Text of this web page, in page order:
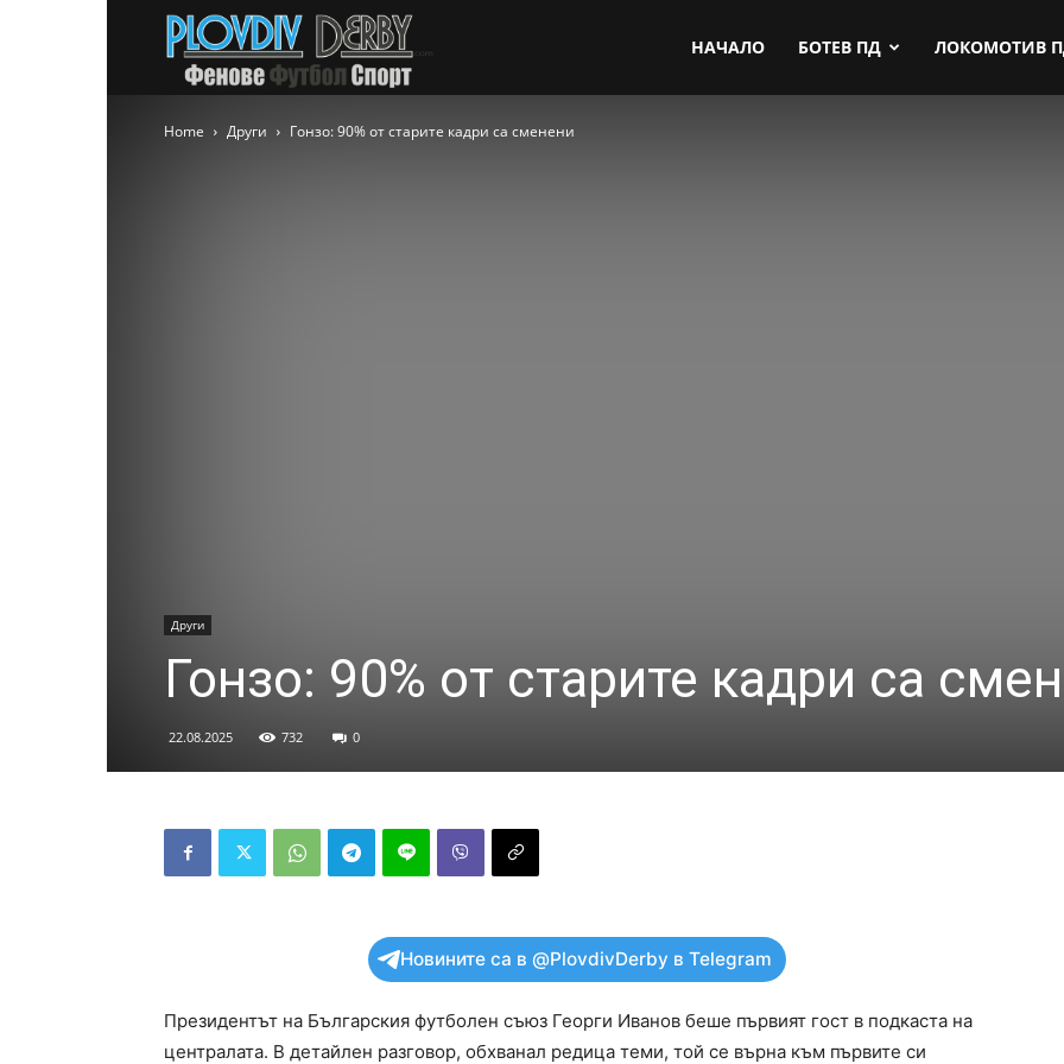
НАЧАЛО БОТЕВ ПД ЛОКОМОТИВ
Home Други Гонзо: 90% от старите кадри са сменени
Други
Гонзо: 90% от старите кадри са
22.08.2025 732 0
Новините са в @PlovdivDerby в Telegram
Президентът на Българския футболен съюз Георги Иванов беше първият гост в подкаста на
централата. В детайлен разговор, обхванал редица теми, той се върна към първите си